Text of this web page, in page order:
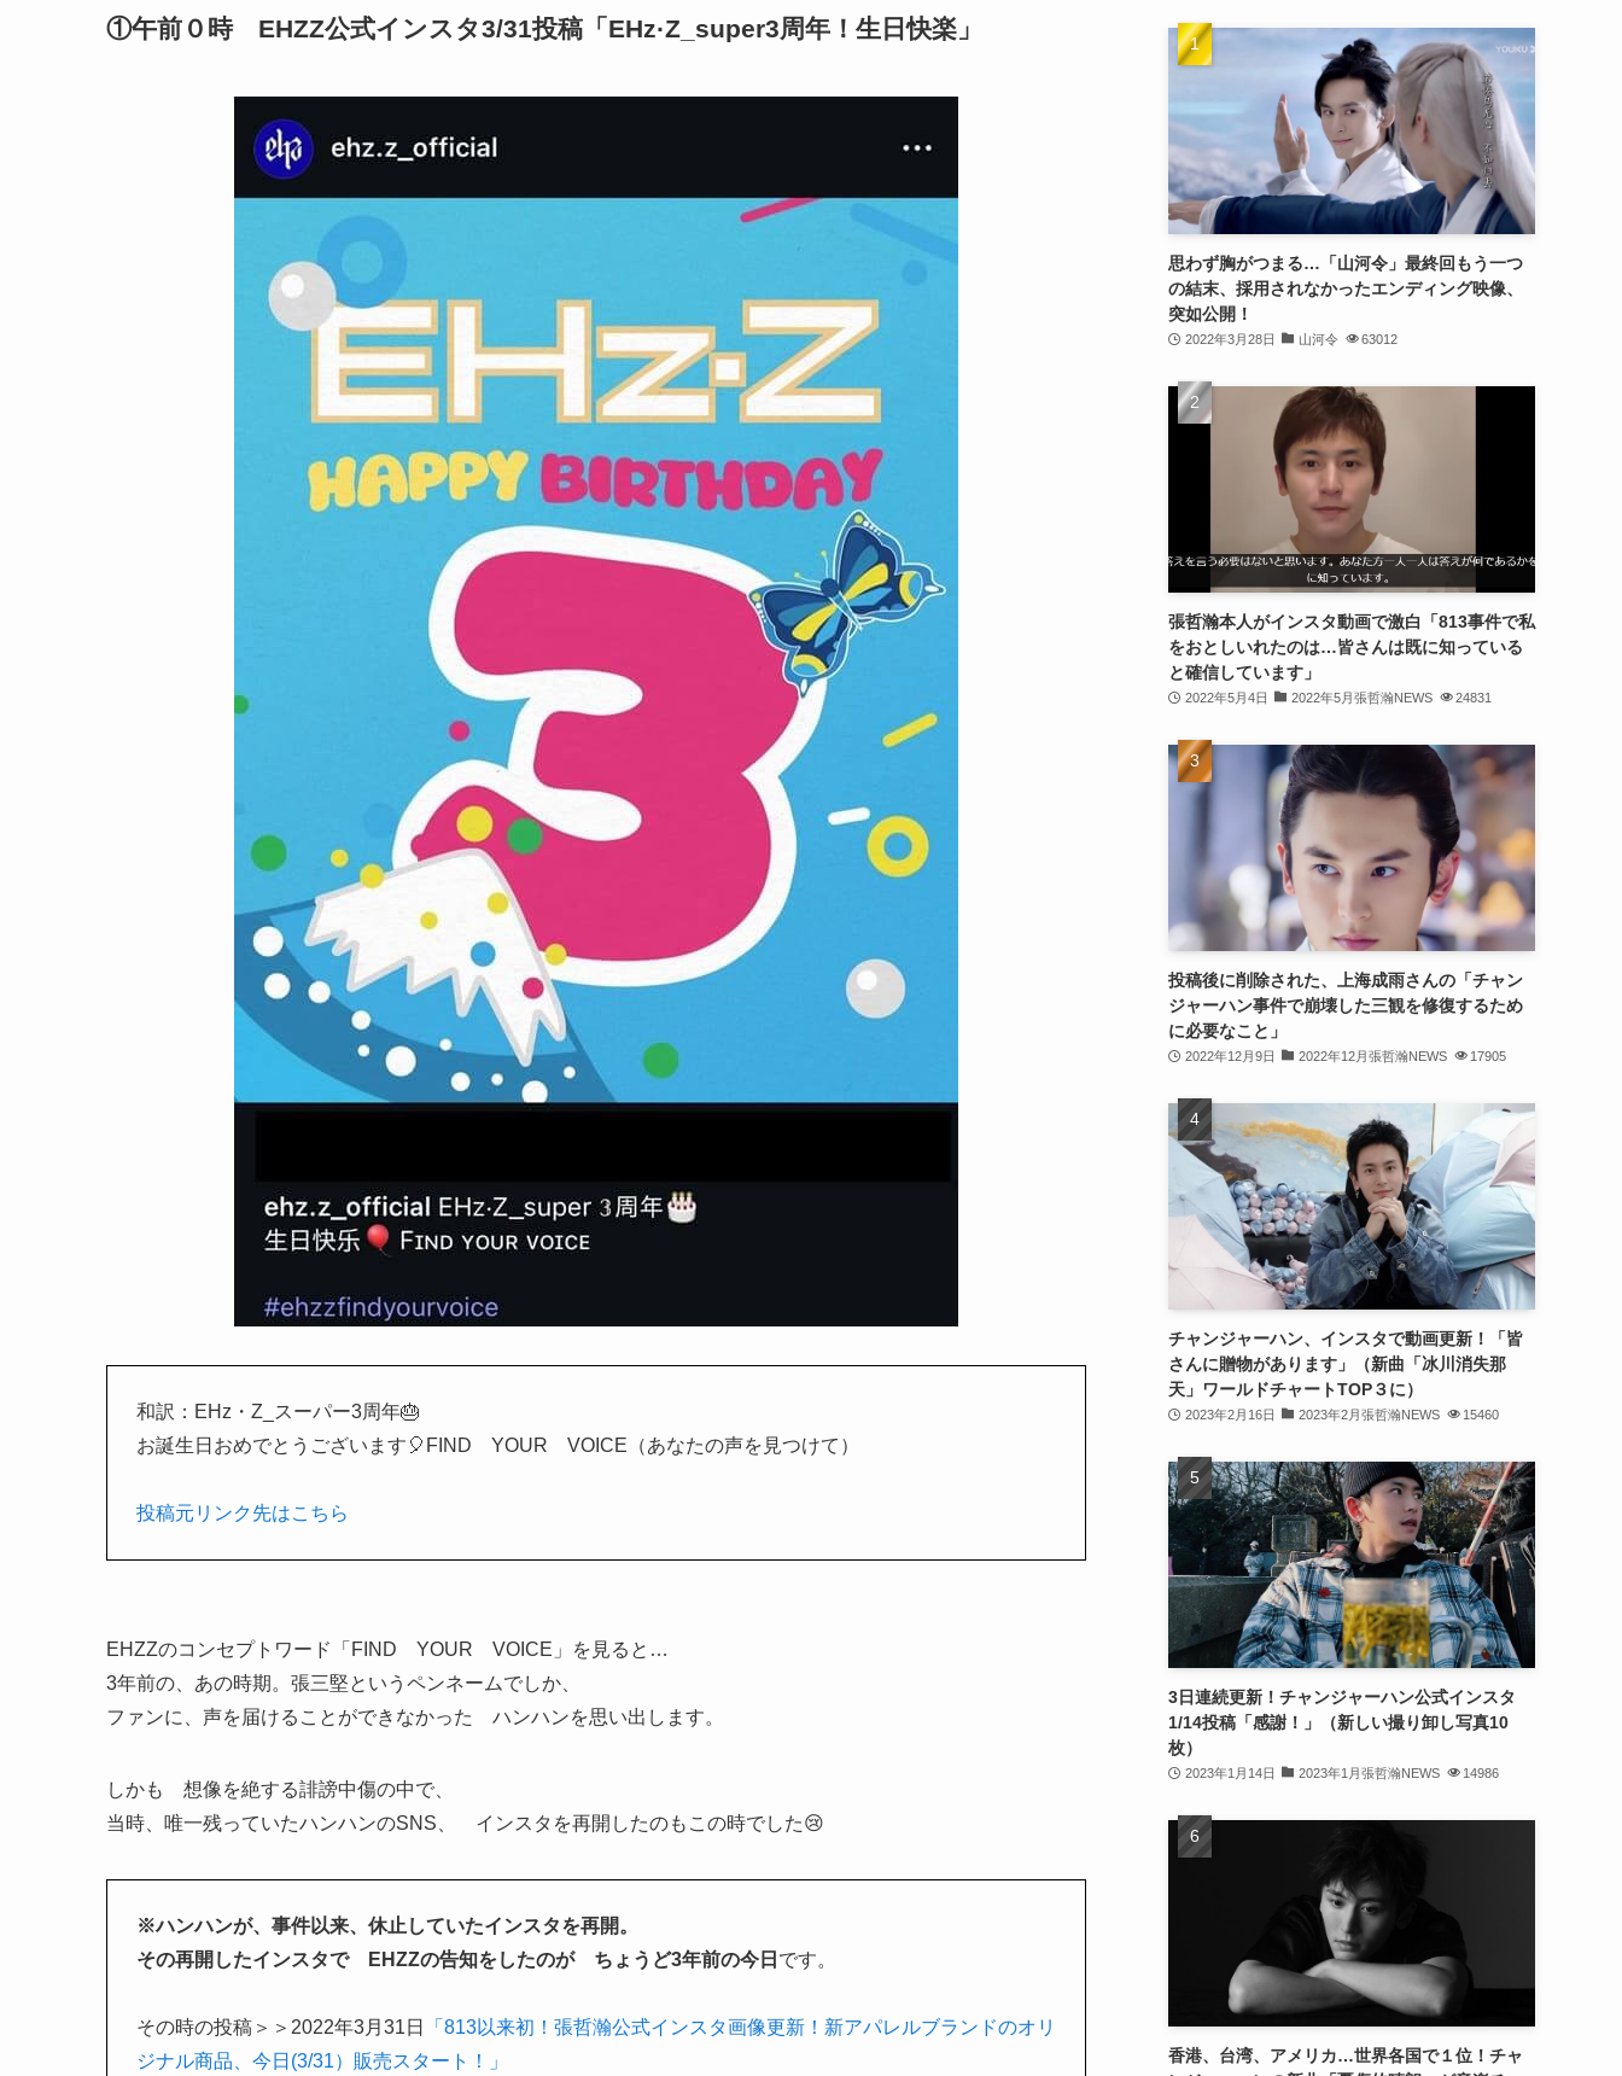
①午前０時 EHZZ公式インスタ3/31投稿「EHz·Z_super3周年！生日快楽」
和訳：EHz・Z_スーパー3周年🎂
お誕生日おめでとうございます🎈FIND YOUR VOICE（あなたの声を見つけて）
投稿元リンク先はこちら
EHZZのコンセプトワード「FIND YOUR VOICE」を見ると…
3年前の、あの時期。張三堅というペンネームでしか、
ファンに、声を届けることができなかった ハンハンを思い出します。
しかも 想像を絶する誹謗中傷の中で、
当時、唯一残っていたハンハンのSNS、 インスタを再開したのもこの時でした😢
※ハンハンが、事件以来、休止していたインスタを再開。
その再開したインスタで EHZZの告知をしたのが ちょうど3年前の今日 です。
その時の投稿＞＞2022年3月31日
「813以来初！張哲瀚公式インスタ画像更新！新アパレルブランドのオリ
ジナル商品、今日(3/31）販売スタート！」
(24)
(23)
(27)
(21)
(25)
(25)
(29)
(30)
(32)
(31)
(32)
(32)
(29)
(31)
(31)
(31)
(32)
(30)
(32)
(31)
(28)
(32)
(31)
(30)
(32)
(30)
(32)
(32)
(26)
(23)
(13)
(8)
思わず胸がつまる…「山河令」最終回もう一つ
の結末、採用されなかったエンディング映像、
突如公開！
2022年3月28日 山河令 63012
張哲瀚本人がインスタ動画で激白「813事件で私
をおとしいれたのは…皆さんは既に知っている
と確信しています」
2022年5月4日 2022年5月張哲瀚NEWS 24831
投稿後に削除された、上海成雨さんの「チャン
ジャーハン事件で崩壊した三観を修復するため
に必要なこと」
2022年12月9日 2022年12月張哲瀚NEWS 17905
チャンジャーハン、インスタで動画更新！「皆
さんに贈物があります」（新曲「冰川消失那
天」ワールドチャートTOP３に）
2023年2月16日 2023年2月張哲瀚NEWS 15460
3日連続更新！チャンジャーハン公式インスタ
1/14投稿「感謝！」（新しい撮り卸し写真10
枚）
2023年1月14日 2023年1月張哲瀚NEWS 14986
香港、台湾、アメリカ…世界各国で１位！チャ